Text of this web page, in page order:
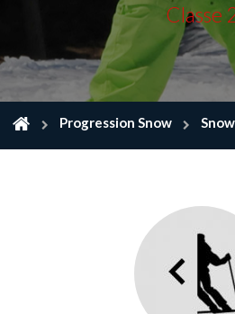
Classe
Progression Snow